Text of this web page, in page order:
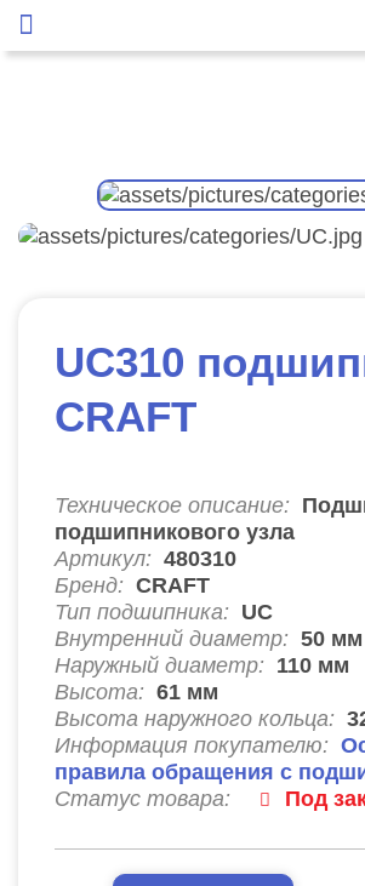
UC310
CRAFT
Техническое описание:
подшипникового узла
Артикул: 480310
Бренд: CRAFT
Тип подшипника: UC
Внутренний диаметр: 50 мм
Наружный диаметр: 110 мм
Высота: 61 мм
Высота наружного кольца:
Информация покупателю:
правила обращения с
Статус товара:
Под